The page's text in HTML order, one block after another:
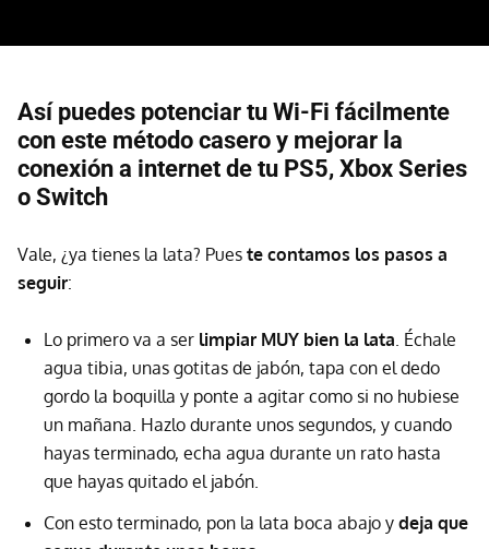
Así puedes potenciar tu Wi-Fi fácilmente
con este método casero y mejorar la
conexión a internet de tu PS5, Xbox Series
o Switch
Vale, ¿ya tienes la lata? Pues te contamos los pasos a
seguir:
Lo primero va a ser limpiar MUY bien la lata . Échale
agua tibia, unas gotitas de jabón, tapa con el dedo
gordo la boquilla y ponte a agitar como si no hubiese
un mañana. Hazlo durante unos segundos, y cuando
hayas terminado, echa agua durante un rato hasta
que hayas quitado el jabón.
Con esto terminado, pon la lata boca abajo y deja que